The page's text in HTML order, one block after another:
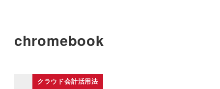
chromebook
クラウド会計活用法